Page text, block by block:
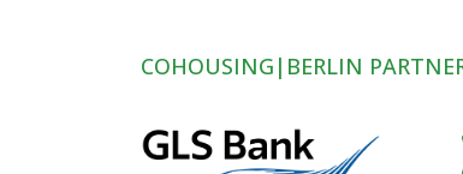
COHOUSING|BERLIN